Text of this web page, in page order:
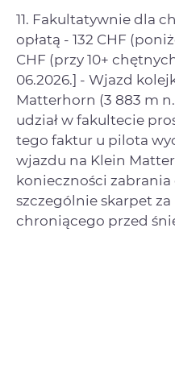
11. Fakultatywnie dla
opłatą - 132 CHF
CHF (przy 10+
06.2026.] - Wjazd
Matterhorn (3 883 m
udział w fakultecie
tego faktur u pilota
wjazdu na Klein
konieczności zabrania
szczególnie skarpet
chroniącego przed